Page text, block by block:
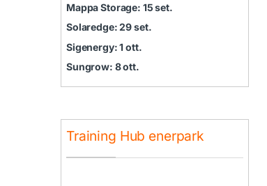
Mappa Storage: 15 set.
Solaredge: 29 set.
Sigenergy: 1 ott.
Sungrow: 8 ott.
Training Hub enerpark